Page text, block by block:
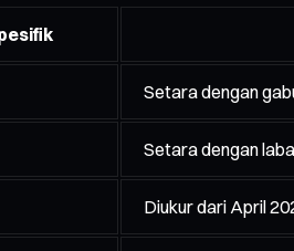
Setara dengan
Setara dengan
Diukur dari April